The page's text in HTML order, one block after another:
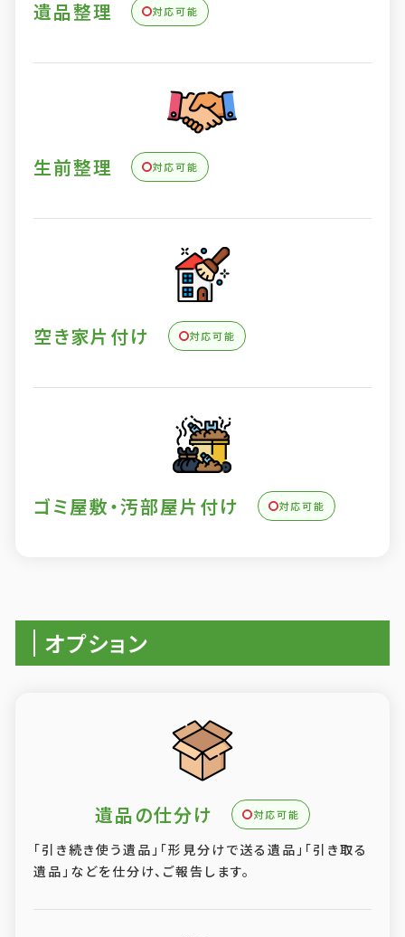
遺品整理 対応可能
生前整理 対応可能
空き家片付け 対応可能
ゴミ屋敷・汚部屋片付け 対応可能
オプション
遺品の仕分け 対応可能
「引き続き使う遺品」「形見分けで送る遺品」「引き取る
遺品」などを仕分け、ご報告します。